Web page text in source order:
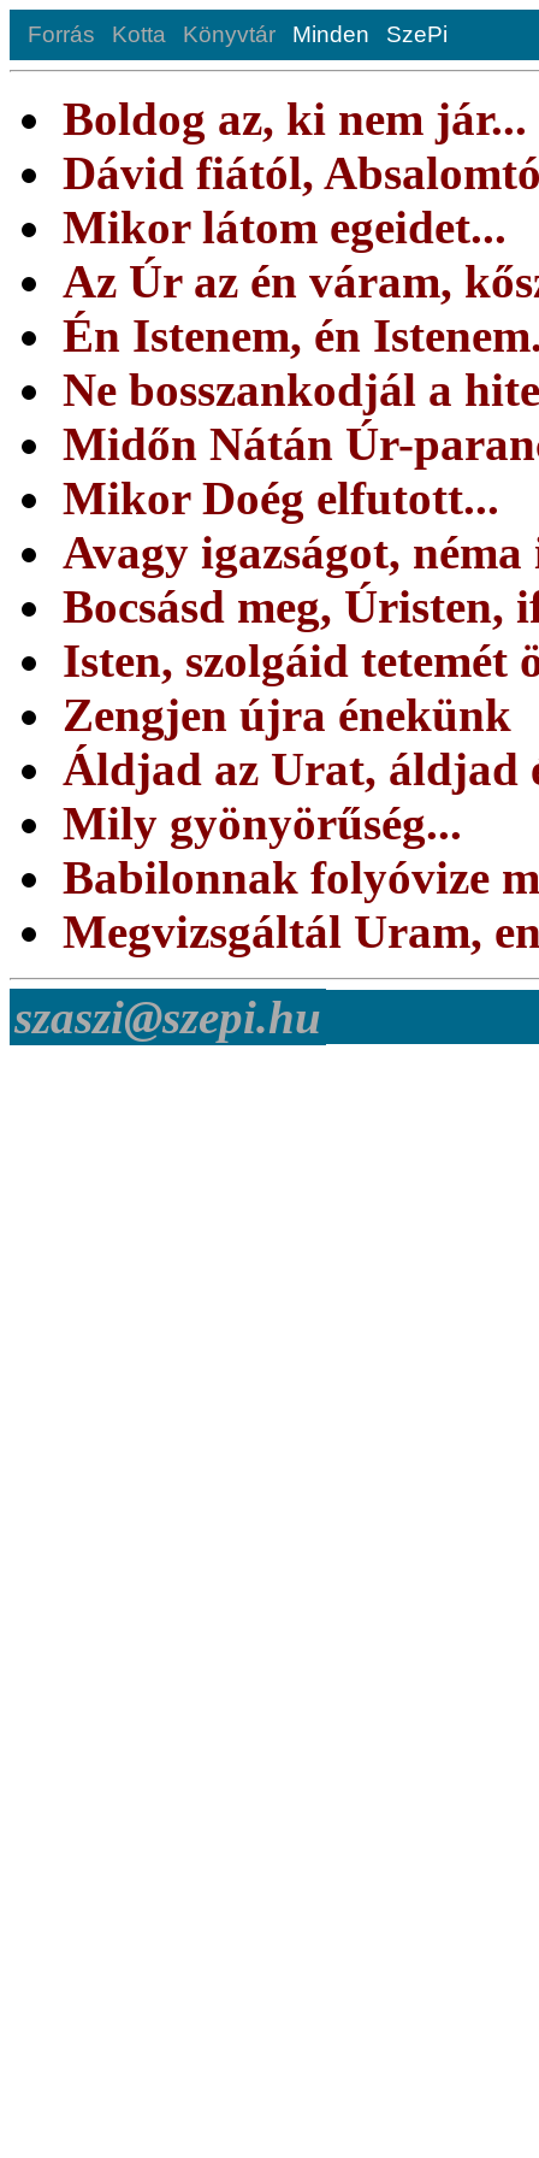
Forrás Kotta Könyvtár Minden SzePi
Boldog az, ki nem jár...
Dávid fiától,
Mikor látom egeidet...
Az Úr az én váram,
Én Istenem, én
Ne bosszankodjál a
Midőn Nátán Úr-
Mikor Doég elfutott...
Avagy igazságot,
Bocsásd meg, Úristen,
Isten, szolgáid tetemét
Zengjen újra énekünk
Áldjad az Urat, áldjad
Mily gyönyörűség...
Babilonnak folyóvize
Megvizsgáltál Uram,
szaszi@szepi.hu